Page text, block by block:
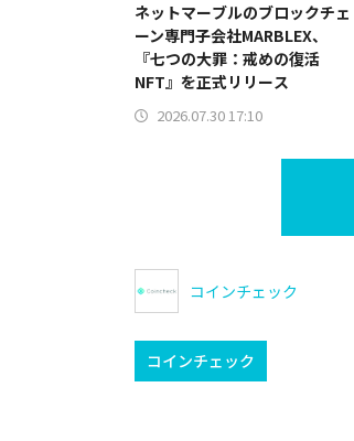
ネットマーブルのブロックチェ
ーン専門子会社MARBLEX、
『七つの大罪：戒めの復活
NFT』を正式リリース
2026.07.30 17:10
コインチェック
コインチェック